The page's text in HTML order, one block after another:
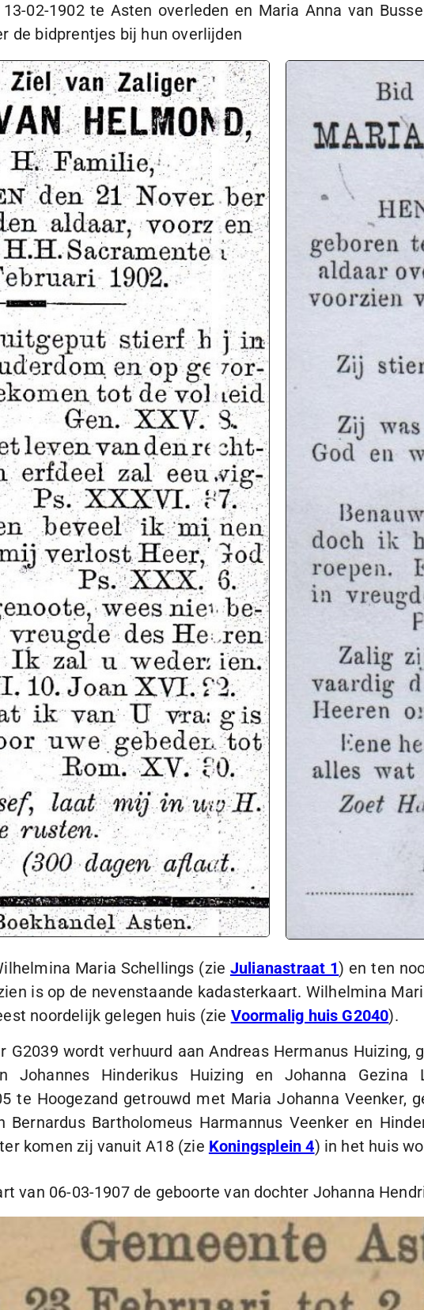
13-02-1902te Asten overleden en Maria Anna van
de bidprentjes bij hun overlijden
Maria Schellings (zie Julianastraat 1) en ten
is op de nevenstaande kadasterkaart. Wilhelmina
noordelijk gelegen huis (zie Voormalig huis G2040).
wordt verhuurd aan Andreas Hermanus Huizing,
Johannes Hinderikus Huizing en Johanna
te Hoogezand getrouwd met Maria Johanna Veenker,
Bartholomeus Harmannus Veenker en
komen zij vanuit A18 (zie Koningsplein 4) in het huis
van 06-03-1907de geboorte van dochter Johanna